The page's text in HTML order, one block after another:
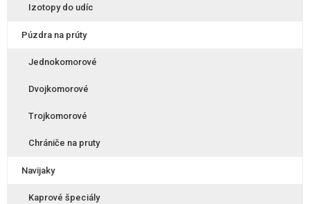
Izotopy do udíc
Púzdra na prúty
Jednokomorové
Dvojkomorové
Trojkomorové
Chrániče na pruty
Navijaky
Kaprové špeciály